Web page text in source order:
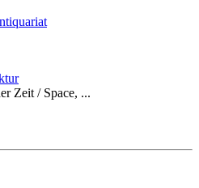
Zeit / Space, ...